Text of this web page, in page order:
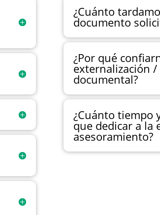
¿Cuánto
documento
¿Por qué
externalización
documental?
¿Cuánto tiempo
que dedicar a la
asesoramiento?